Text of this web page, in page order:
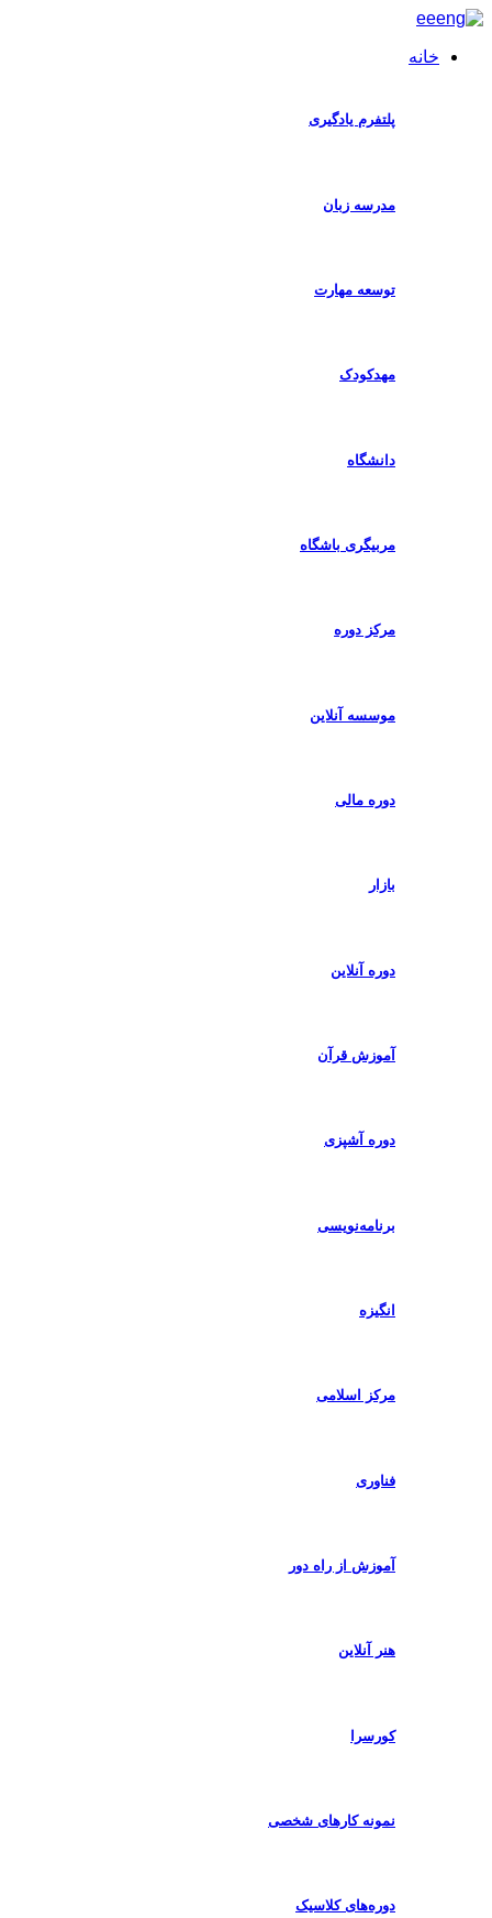
خانه
پلتفرم یادگیری
مدرسه زبان
توسعه مهارت
مهدکودک
دانشگاه
مربیگری باشگاه
مرکز دوره
موسسه آنلاین
دوره مالی
دوره آنلاین
آموزش قرآن
دوره آشپزی
برنامه‌نویسی
مرکز اسلامی
فناوری
آموزش از راه دور
هنر آنلاین
کورسرا
نمونه کارهای شخصی
دوره‌های کلاسیک